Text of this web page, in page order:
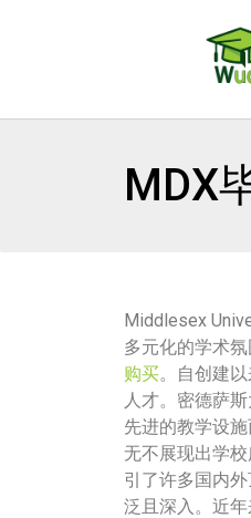
MDX
Middlesex
多元化的学术
购买。自创建
人才。密德萨
先进的教学设
无不展现出学
引了许多国内
泛且深入。近